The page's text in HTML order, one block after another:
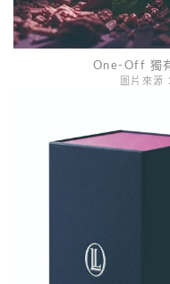
One-Off 獨
圖片來源